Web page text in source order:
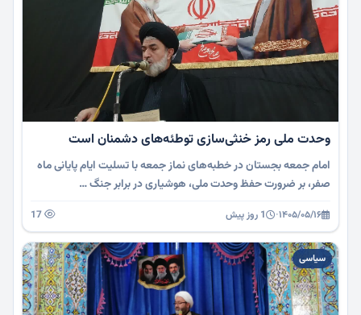
وحدت ملی رمز خنثی‌سازی توطئه‌های دشمنان است
امام جمعه بجستان در خطبه‌های نماز جمعه با تسلیت ایام پایانی ماه
صفر، بر ضرورت حفظ وحدت ملی، هوشیاری در برابر جنگ …
۱۴۰۵/۰۵/۱۶· 1 روز پیش
سیاسی